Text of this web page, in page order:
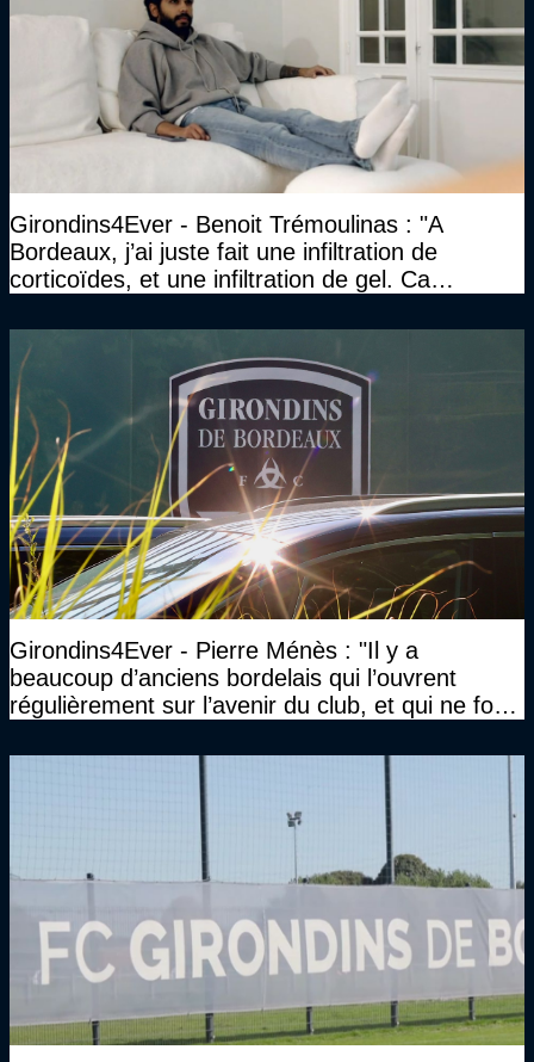
Girondins4Ever - Benoit Trémoulinas : "A
Bordeaux, j’ai juste fait une infiltration de
corticoïdes, et une infiltration de gel. Ca
Girondins4Ever - Pierre Ménès : "Il y a
beaucoup d’anciens bordelais qui l’ouvrent
régulièrement sur l’avenir du club, et qui ne font